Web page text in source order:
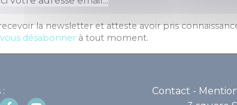
la newsletter et atteste avoir pris
vous désabonner à tout moment.
Contact -